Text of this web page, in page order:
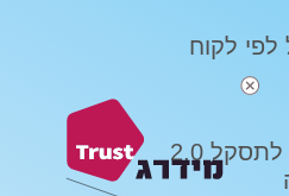
לקוח
כיצד לעדכן את כספית – כך שתשדר לתסקל 2.0